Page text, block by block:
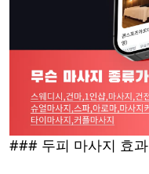
### 두피 마사지 효과